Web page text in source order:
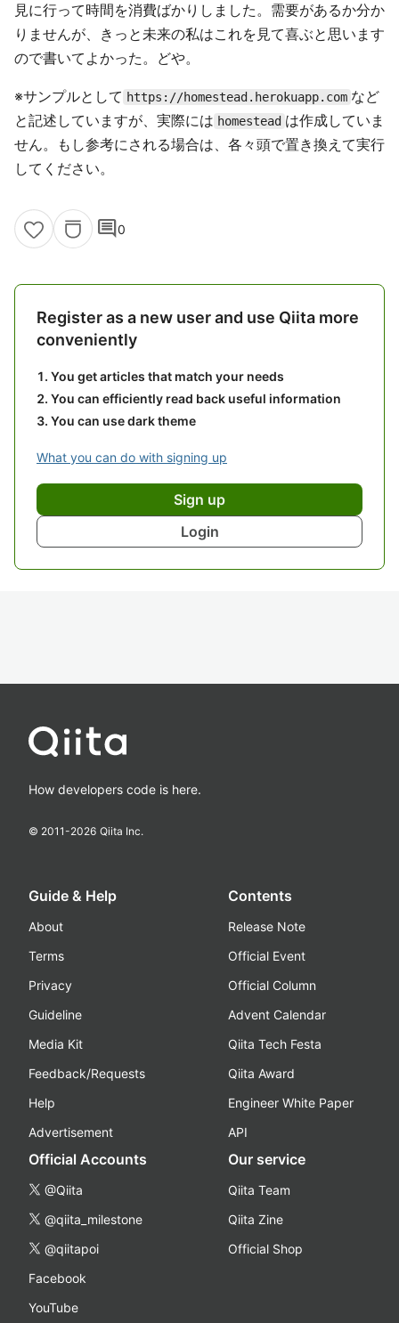
見に行って時間を消費ばかりしました。需要があるか分か
りませんが、きっと未来の私はこれを見て喜ぶと思います
ので書いてよかった。どや。
※サンプルとして https://homestead.herokuapp.com など
と記述していますが、実際には homestead は作成していま
せん。もし参考にされる場合は、各々頭で置き換えて実行
してください。
comment0
Register as a new user and use Qiita more
conveniently
You get articles that match your needs
You can efficiently read back useful information
You can use dark theme
What you can do with signing up
Sign up
Login
How developers code is here.
© 2011-2026 Qiita Inc.
Guide & Help
About
Terms
Privacy
Guideline
Media Kit
Feedback/Requests
Help
Advertisement
Contents
Release Note
Official Event
Official Column
Advent Calendar
Qiita Tech Festa
Qiita Award
Engineer White Paper
API
Official Accounts
@Qiita
@qiita_milestone
@qiitapoi
Facebook
YouTube
Our service
Qiita Team
Qiita Zine
Official Shop